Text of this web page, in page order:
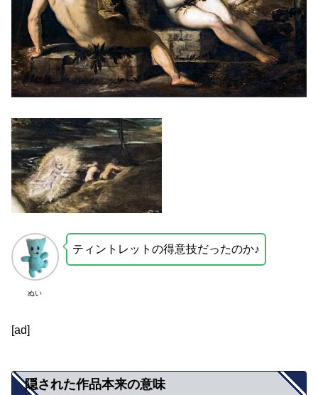
ぬい
ティントレットの得意技だったのか♪
[ad]
隠された作品本来の意味